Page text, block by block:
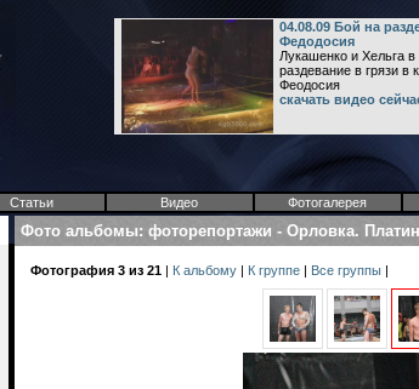
04.08.09 Бой на
Федодосия
Лукашенко и Хельга в
раздевание в грязи в
Феодосия
скачать видео
Статьи Видео Фотогалерея
Фото альбомы: фоторепортажи - Орловка.
Фотография 3 из 21 | К альбому | К группе | Все группы |